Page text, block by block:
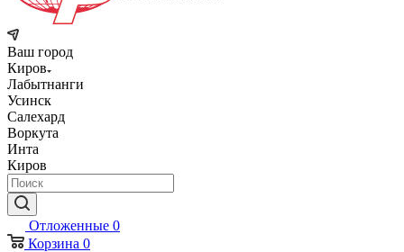
Ваш город
Киров
Лабытнанги
Усинск
Салехард
Воркута
Инта
Киров
Отложенные 0
Корзина 0